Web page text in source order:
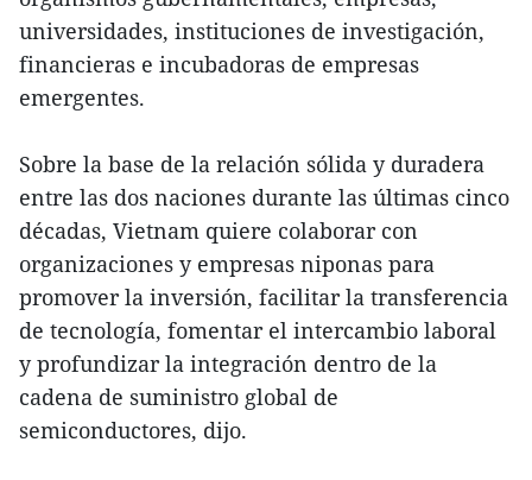
universidades, instituciones de investigación,
financieras e incubadoras de empresas
emergentes.
Sobre la base de la relación sólida y duradera
entre las dos naciones durante las últimas cinco
décadas, Vietnam quiere colaborar con
organizaciones y empresas niponas para
promover la inversión, facilitar la transferencia
de tecnología, fomentar el intercambio laboral
y profundizar la integración dentro de la
cadena de suministro global de
semiconductores, dijo.